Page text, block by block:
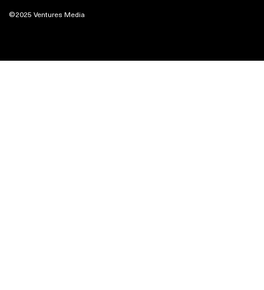
©2025 Ventures Media